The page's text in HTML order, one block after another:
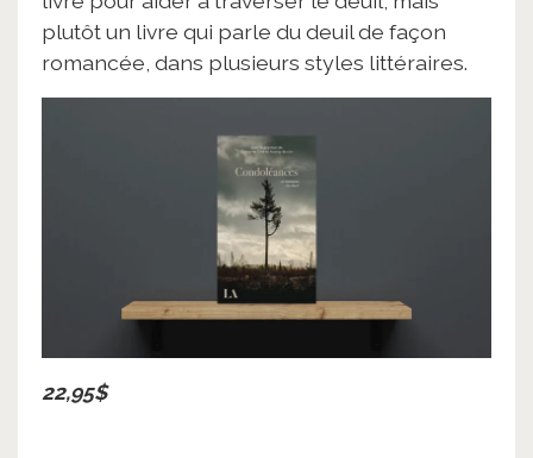
plutôt un livre qui parle du deuil de façon
romancée, dans plusieurs styles littéraires.
22,95$